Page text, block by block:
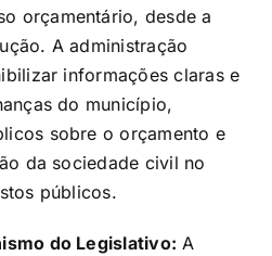
orçamentário, desde a
A administração
informações claras e
do município,
sobre o orçamento e
da sociedade civil no
públicos.
do Legislativo: A